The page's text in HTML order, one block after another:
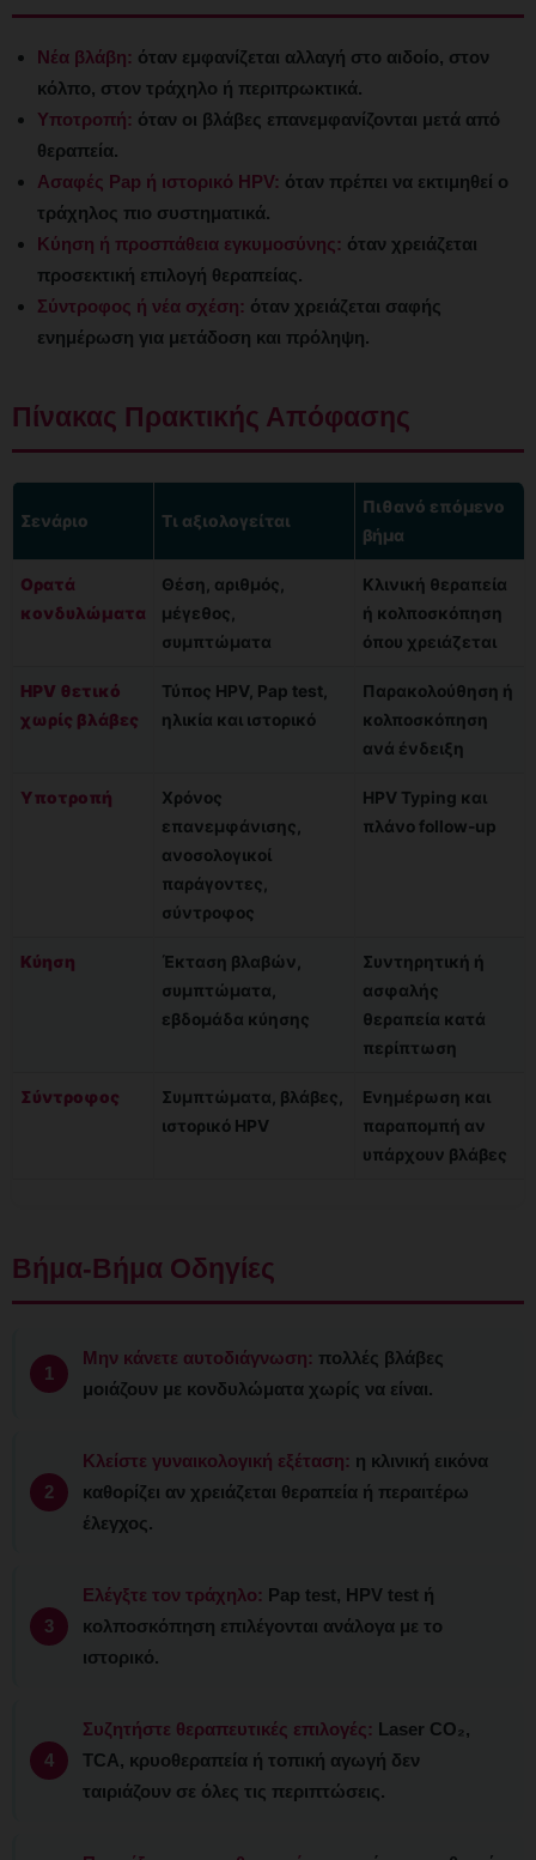
Νέα βλάβη: όταν εμφανίζεται αλλαγή στο αιδοίο, στον
κόλπο, στον τράχηλο ή περιπρωκτικά.
Υποτροπή: όταν οι βλάβες επανεμφανίζονται μετά από
θεραπεία.
Ασαφές Pap ή ιστορικό HPV: όταν πρέπει να εκτιμηθεί ο
τράχηλος πιο συστηματικά.
Κύηση ή προσπάθεια εγκυμοσύνης: όταν χρειάζεται
προσεκτική επιλογή θεραπείας.
Σύντροφος ή νέα σχέση: όταν χρειάζεται σαφής
ενημέρωση για μετάδοση και πρόληψη.
Πίνακας Πρακτικής Απόφασης
Σενάριο Τι αξιολογείται
Πιθανό επόμενο
βήμα
Ορατά
κονδυλώματα
Θέση, αριθμός,
μέγεθος,
συμπτώματα
Κλινική θεραπεία
ή κολποσκόπηση
όπου χρειάζεται
HPV θετικό
χωρίς βλάβες
Τύπος HPV, Pap test,
ηλικία και ιστορικό
Παρακολούθηση ή
κολποσκόπηση
ανά ένδειξη
Υποτροπή
Χρόνος
επανεμφάνισης,
ανοσολογικοί
παράγοντες,
σύντροφος
HPV Typing και
πλάνο follow-up
Κύηση
Έκταση βλαβών,
συμπτώματα,
εβδομάδα κύησης
Συντηρητική ή
ασφαλής
θεραπεία κατά
περίπτωση
Σύντροφος
Συμπτώματα, βλάβες,
ιστορικό HPV
Ενημέρωση και
παραπομπή αν
υπάρχουν βλάβες
Βήμα-Βήμα Οδηγίες
Μην κάνετε αυτοδιάγνωση: πολλές βλάβες
μοιάζουν με κονδυλώματα χωρίς να είναι.
Κλείστε γυναικολογική εξέταση: η κλινική εικόνα
καθορίζει αν χρειάζεται θεραπεία ή περαιτέρω
έλεγχος.
Ελέγξτε τον τράχηλο: Pap test, HPV test ή
κολποσκόπηση επιλέγονται ανάλογα με το
ιστορικό.
Συζητήστε θεραπευτικές επιλογές: Laser CO₂,
TCA, κρυοθεραπεία ή τοπική αγωγή δεν
ταιριάζουν σε όλες τις περιπτώσεις.